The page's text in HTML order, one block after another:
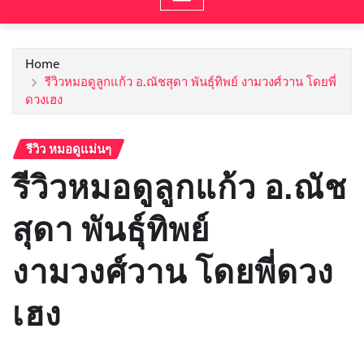
Home
รีวิวหมอดูลูกแก้ว อ.ณัชสุดา พันธุ์ทิพย์ งามวงศ์วาน โดยพี่
ดวงเฮง
รีวิว หมอดูแม่นๆ
รีวิวหมอดูลูกแก้ว อ.ณัช
สุดา พันธุ์ทิพย์
งามวงศ์วาน โดยพี่ดวง
เฮง